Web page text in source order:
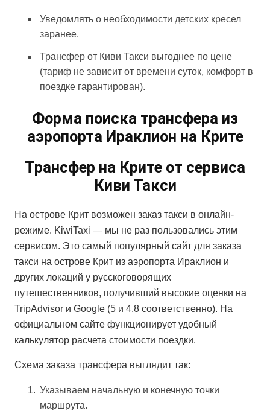
Уведомлять о необходимости детских кресел
заранее.
Трансфер от Киви Такси выгоднее по цене
(тариф не зависит от времени суток, комфорт в
поездке гарантирован).
Форма поиска трансфера из
аэропорта Ираклион на Крите
Трансфер на Крите от сервиса
Киви Такси
На острове Крит возможен заказ такси в онлайн-
режиме. KiwiTaxi — мы не раз пользовались этим
сервисом. Это самый популярный сайт для заказа
такси на острове Крит из аэропорта Ираклион и
других локаций у русскоговорящих
путешественников, получивший высокие оценки на
TripAdvisor и Google (5 и 4,8 соответственно). На
официальном сайте функционирует удобный
калькулятор расчета стоимости поездки.
Схема заказа трансфера выглядит так:
Указываем начальную и конечную точки
маршрута.